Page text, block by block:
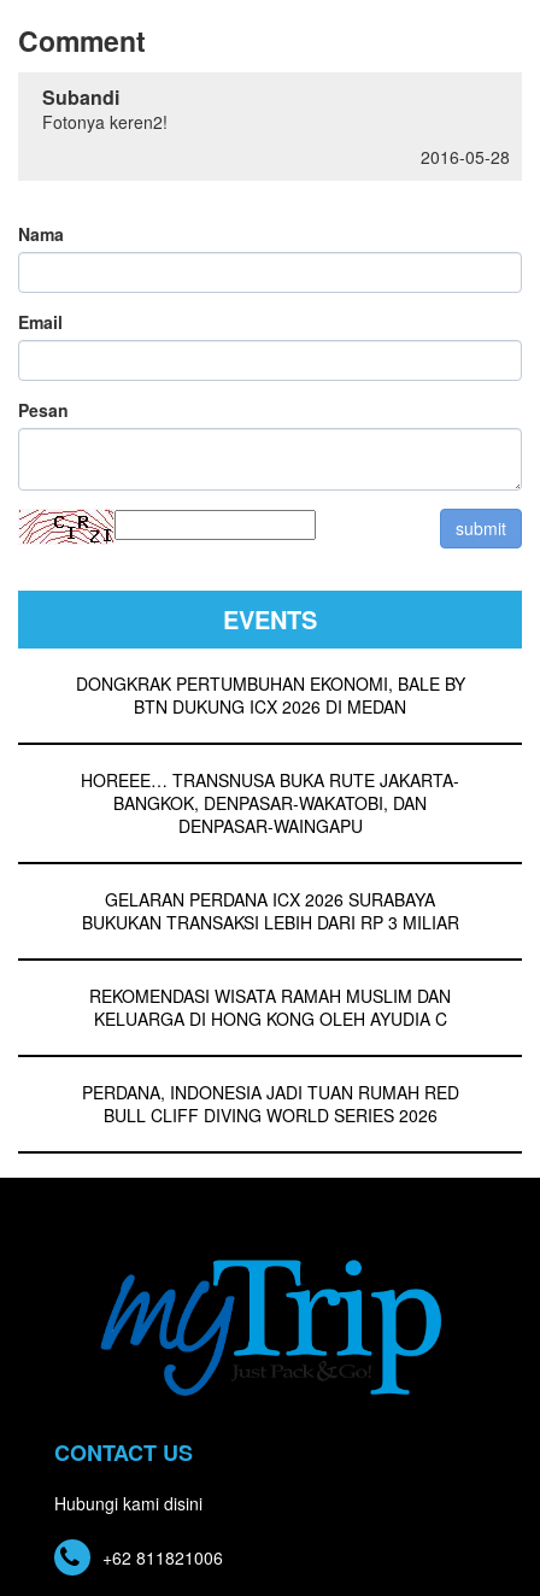
Comment
Subandi
Fotonya keren2!
2016-05-28
Nama
Email
Pesan
EVENTS
DONGKRAK PERTUMBUHAN EKONOMI, BALE BY
BTN DUKUNG ICX 2026 DI MEDAN
HOREEE… TRANSNUSA BUKA RUTE JAKARTA-
BANGKOK, DENPASAR-WAKATOBI, DAN
DENPASAR-WAINGAPU
GELARAN PERDANA ICX 2026 SURABAYA
BUKUKAN TRANSAKSI LEBIH DARI RP 3 MILIAR
REKOMENDASI WISATA RAMAH MUSLIM DAN
KELUARGA DI HONG KONG OLEH AYUDIA C
PERDANA, INDONESIA JADI TUAN RUMAH RED
BULL CLIFF DIVING WORLD SERIES 2026
CONTACT US
Hubungi kami disini
+62 811821006